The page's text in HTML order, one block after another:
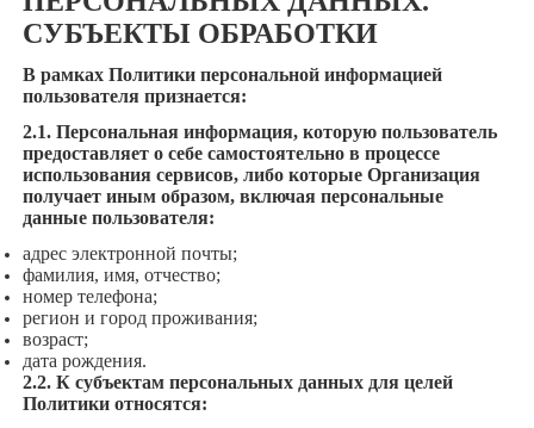
СУБЪЕКТЫ ОБРАБОТКИ
В рамках Политики персональной информацией
пользователя признается:
2.1. Персональная информация, которую пользователь
предоставляет о себе самостоятельно в процессе
использования сервисов, либо которые Организация
получает иным образом, включая персональные
данные пользователя:
адрес электронной почты;
фамилия, имя, отчество;
номер телефона;
регион и город проживания;
возраст;
дата рождения.
2.2. К субъектам персональных данных для целей
Политики относятся: